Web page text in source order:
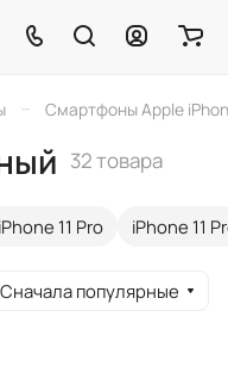
– Смартфоны Apple
32 товара
iPhone 11 Pro iPhone 11
Сначала популярные